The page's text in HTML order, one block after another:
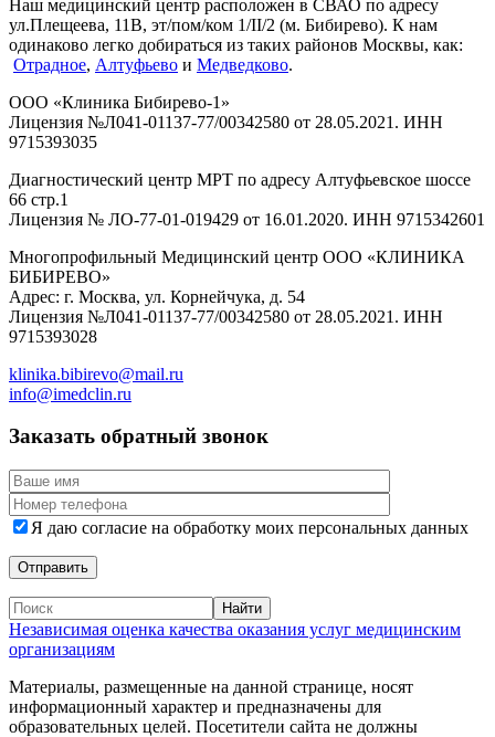
Наш медицинский центр расположен в СВАО по адресу
ул.Плещеева, 11В, эт/пом/ком 1/II/2 (м. Бибирево). К нам
одинаково легко добираться из таких районов Москвы, как:
Отрадное, Алтуфьево и Медведково.
ООО «Клиника Бибирево-1»
Лицензия №Л041-01137-77/00342580 от 28.05.2021. ИНН
9715393035
Диагностический центр МРТ по адресу Алтуфьевское шоссе
66 стр.1
Лицензия № ЛО-77-01-019429 от 16.01.2020. ИНН 9715342601
Многопрофильный Медицинский центр ООО «КЛИНИКА
БИБИРЕВО»
Адрес: г. Москва, ул. Корнейчука, д. 54
Лицензия №Л041-01137-77/00342580 от 28.05.2021. ИНН
9715393028
klinika.bibirevo@mail.ru
info@imedclin.ru
Заказать обратный звонок
Я даю согласие на обработку моих персональных данных
Независимая оценка качества оказания услуг медицинским
организациям
Материалы, размещенные на данной странице, носят
информационный характер и предназначены для
образовательных целей. Посетители сайта не должны